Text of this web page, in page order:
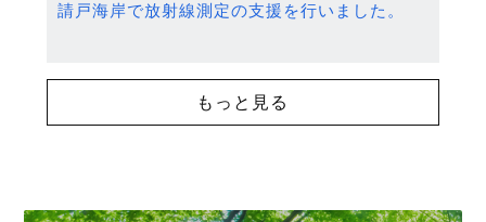
請戸海岸で放射線測定の支援を行いました。
もっと見る